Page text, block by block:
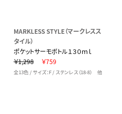
MARKLESS STYLE（マークレスス
タイル）
ポケットサーモボトル１３０ｍｌ
￥1,298
￥759
全13色 / サイズ：F / ステンレス（18-8） 他